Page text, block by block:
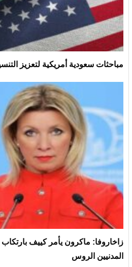
مباحثات سعودية أمريكية لتعزيز
زاخاروفا: ماكرون يأمر كييف
المدنيين الروس